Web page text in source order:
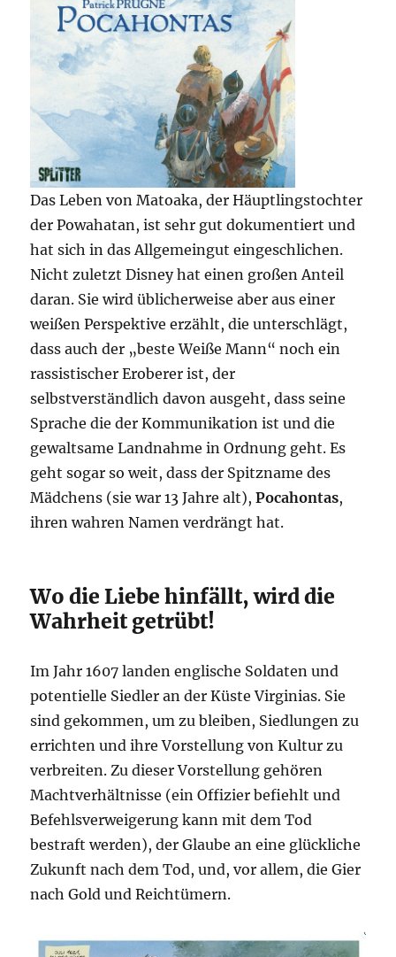
Das Leben von Matoaka, der Häuptlingstochter
der Powahatan, ist sehr gut dokumentiert und
hat sich in das Allgemeingut eingeschlichen.
Nicht zuletzt Disney hat einen großen Anteil
daran. Sie wird üblicherweise aber aus einer
weißen Perspektive erzählt, die unterschlägt,
dass auch der „beste Weiße Mann“ noch ein
rassistischer Eroberer ist, der
selbstverständlich davon ausgeht, dass seine
Sprache die der Kommunikation ist und die
gewaltsame Landnahme in Ordnung geht. Es
geht sogar so weit, dass der Spitzname des
Mädchens (sie war 13 Jahre alt),Pocahontas,
ihren wahren Namen verdrängt hat.
Wo die Liebe hinfällt, wird die
Wahrheit getrübt!
Im Jahr 1607 landen englische Soldaten und
potentielle Siedler an der Küste Virginias. Sie
sind gekommen, um zu bleiben, Siedlungen zu
errichten und ihre Vorstellung von Kultur zu
verbreiten. Zu dieser Vorstellung gehören
Machtverhältnisse (ein Offizier befiehlt und
Befehlsverweigerung kann mit dem Tod
bestraft werden), der Glaube an eine glückliche
Zukunft nach dem Tod, und, vor allem, die Gier
nach Gold und Reichtümern.